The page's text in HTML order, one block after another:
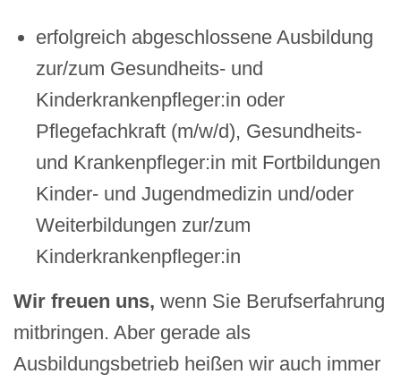
erfolgreich abgeschlossene Ausbildung
zur/zum Gesundheits- und
Kinderkrankenpfleger:in oder
Pflegefachkraft (m/w/d), Gesundheits-
und Krankenpfleger:in mit Fortbildungen
Kinder- und Jugendmedizin und/oder
Weiterbildungen zur/zum
Kinderkrankenpfleger:in
Wir freuen uns, wenn Sie Berufserfahrung
mitbringen. Aber gerade als
Ausbildungsbetrieb heißen wir auch immer